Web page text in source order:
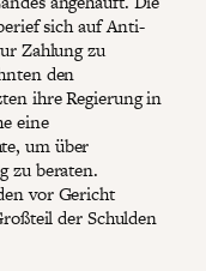
sich auf Anti-
Zahlung zu
den
ihre Regierung in
eine
um über
zu beraten.
vor Gericht
der Schulden